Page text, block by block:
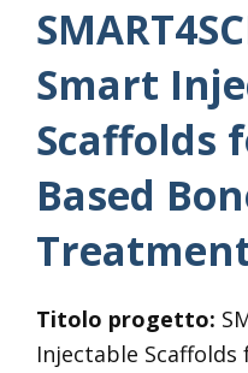
Smart
Scaffolds
Based
Titolo progetto:
Injectable